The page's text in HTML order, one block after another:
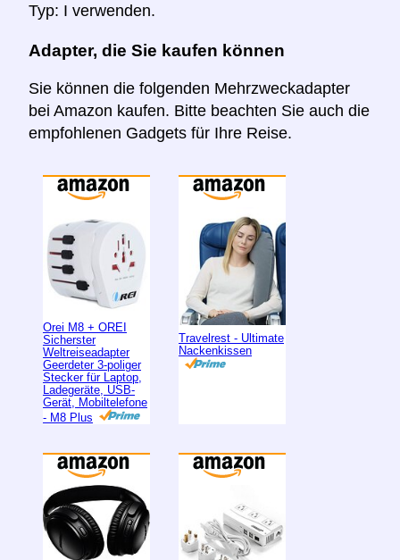
Typ: I verwenden.
Adapter, die Sie kaufen können
Sie können die folgenden Mehrzweckadapter
bei Amazon kaufen. Bitte beachten Sie auch die
empfohlenen Gadgets für Ihre Reise.
Orei M8 + OREI
Sicherster
Weltreiseadapter
Geerdeter 3-poliger
Stecker für Laptop,
Ladegeräte, USB-
Gerät, Mobiltelefone
- M8 Plus
Travelrest - Ultimate
Nackenkissen